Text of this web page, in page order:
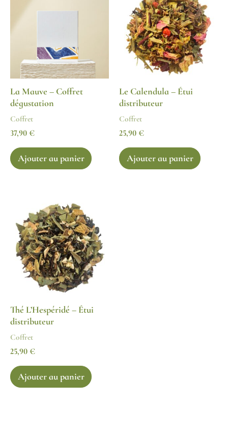
La Mauve – Coffret
dégustation
Coffret
37,90 €
Ajouter au panier
Le Calendula – Étui
distributeur
Coffret
25,90 €
Ajouter au panier
Thé L’Hespéridé – Étui
distributeur
Coffret
25,90 €
Ajouter au panier